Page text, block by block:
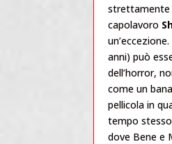
strettamente
capolavoro
anni) può
dell’horror,
come un
pellicola in
tempo
dove Bene e